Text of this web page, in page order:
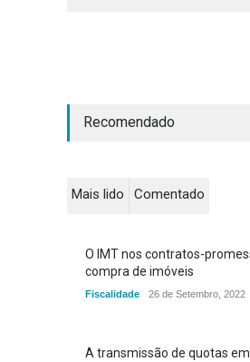
Recomendado
Mais lido Comentado
O IMT nos contratos-
compra de imóveis
Fiscalidade 26 de Setembro, 2022
A transmissão de quotas